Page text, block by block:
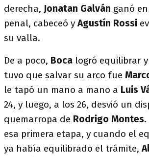
derecha, Jonatan Galván ganó
penal, cabeceó yAgustín Rossi
su valla.
De a poco, Boca logró equilibrar
tuvo que salvar su arco fue
le tapó un mano a mano a Luis
24, y luego, a los 26, desvió un
quemarropa de Rodrigo Montes
esa primera etapa, y cuando el
ya había equilibrado el trámite,